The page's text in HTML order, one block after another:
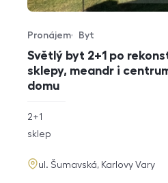
Světlý byt 2+1 po
sklepy, meandr i
domu
Typ nabídky
Pronájem
Typ nemovitosti
Byt
rozměry
2+1
funkce
sklep
adresa
ul. Šumavská, Karlovy Vary